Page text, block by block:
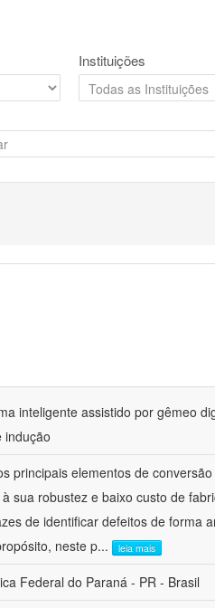
Instituições
inteligente assistido por gêmeo
indução
principais elementos de
sua robustez e baixo custo de
de identificar defeitos de forma
neste p... leia mais
Federal do Paraná - PR - Brasil